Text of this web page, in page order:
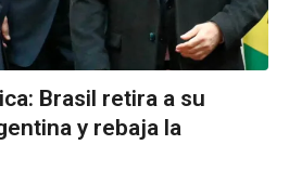
Brasil retira a su
y rebaja la